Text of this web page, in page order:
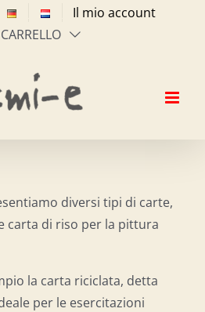
Il mio account
CARRELLO
diversi tipi di carte,
carta di riso per la pittura
la carta riciclata, detta
per le esercitazioni